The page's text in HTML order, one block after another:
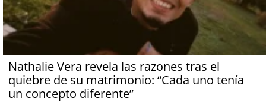
Nathalie Vera revela las razones tras el
quiebre de su matrimonio: “Cada uno tenía
un concepto diferente”